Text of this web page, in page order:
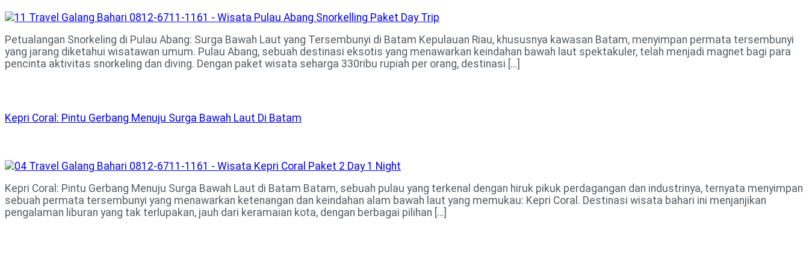
Petualangan Snorkeling di Pulau Abang: Surga Bawah Laut yang Tersembunyi di Batam Kepulauan Riau, khususnya kawasan Batam, menyimpan permata tersembunyi
yang jarang diketahui wisatawan umum. Pulau Abang, sebuah destinasi eksotis yang menawarkan keindahan bawah laut spektakuler, telah menjadi magnet bagi para
pencinta aktivitas snorkeling dan diving. Dengan paket wisata seharga 330ribu rupiah per orang, destinasi […]
Kepri Coral: Pintu Gerbang Menuju Surga Bawah Laut Di Batam
Kepri Coral: Pintu Gerbang Menuju Surga Bawah Laut di Batam Batam, sebuah pulau yang terkenal dengan hiruk pikuk perdagangan dan industrinya, ternyata menyimpan
sebuah permata tersembunyi yang menawarkan ketenangan dan keindahan alam bawah laut yang memukau: Kepri Coral. Destinasi wisata bahari ini menjanjikan
pengalaman liburan yang tak terlupakan, jauh dari keramaian kota, dengan berbagai pilihan […]